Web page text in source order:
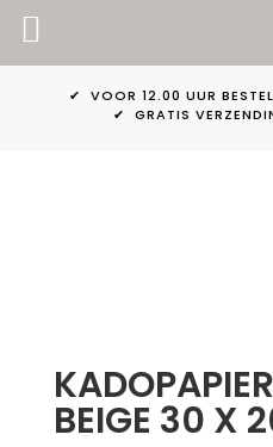
✔ VOOR 12.00 UUR
✔ GRATIS
BEIGE 30 X